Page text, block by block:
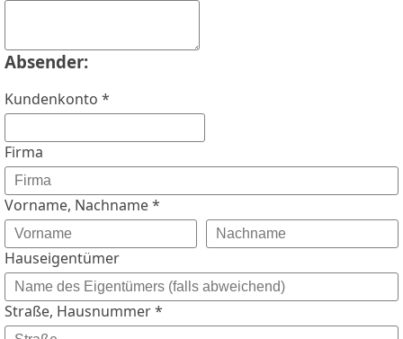
Absender:
Kundenkonto *
Firma
Vorname, Nachname *
Hauseigentümer
Straße, Hausnummer *